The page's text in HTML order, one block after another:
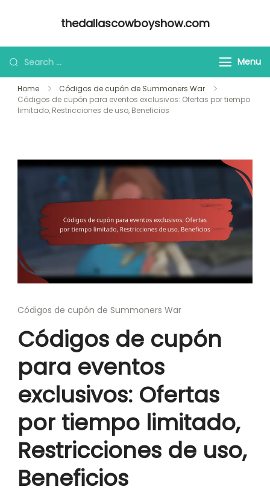
thedallascowboyshow.com
Looking
for
Something?
Menu
Home
Códigos de cupón de Summoners War
Códigos de cupón para eventos exclusivos: Ofertas por tiempo
limitado, Restricciones de uso, Beneficios
Códigos de cupón de Summoners War
Códigos de cupón
para eventos
exclusivos: Ofertas
por tiempo limitado,
Restricciones de uso,
Beneficios